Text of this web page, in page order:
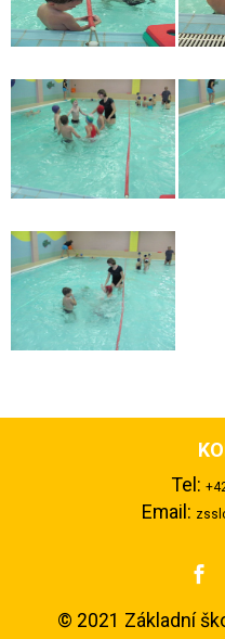
Tel:
Email:

© 2021 Základní